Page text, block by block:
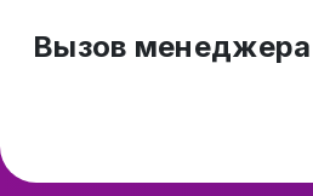
Вызов менеджера